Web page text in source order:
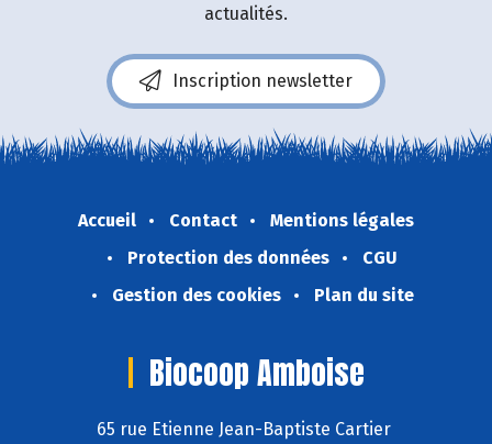
actualités.
Inscription newsletter
Accueil Contact
Mentions légales
Protection des données
CGU
Gestion des cookies
Plan du site
Biocoop Amboise
65 rue Etienne Jean-Baptiste Cartier